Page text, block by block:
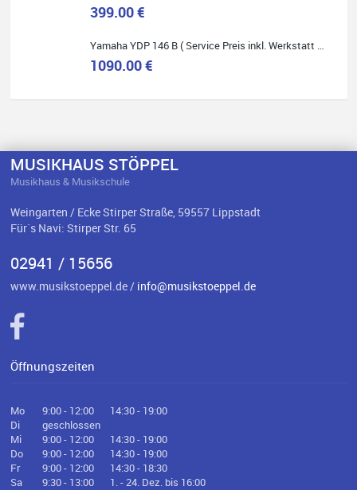
399.00 €
Yamaha YDP 146 B ( Service Preis inkl. Werkstatt Service )
1090.00 €
MUSIKHAUS STÖPPEL
Musikhaus & Musikschule
Weingarten / Ecke Stirper Straße, 59557 Lippstadt
Für`s Navi: Stirper Str. 65
02941 / 15656
www.musikstoeppel.de / info@musikstoeppel.de
Öffnungszeiten
Mo 9:00 - 12:00
14:30 - 19:00
Di
geschlossen
Mi
9:00 - 12:00
14:30 - 19:00
Do
9:00 - 12:00
14:30 - 19:00
Fr
9:00 - 12:00
14:30 - 18:30
Sa
9:30 - 13:00 1. - 24. Dez. bis 16:00